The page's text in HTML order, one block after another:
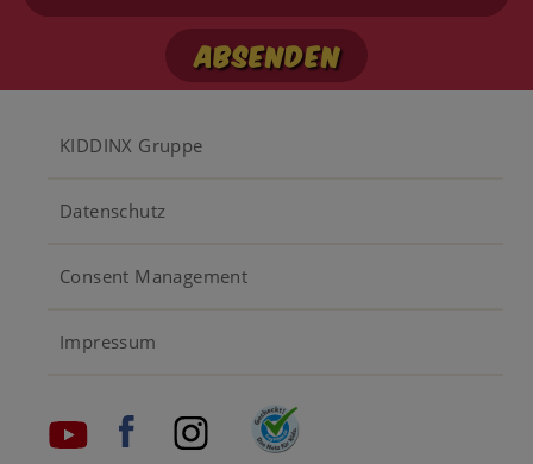
Mail-
Footer
KIDDINX Gruppe
Datenschutz
Consent Management
Impressum
Social